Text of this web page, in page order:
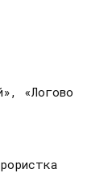
«Логово